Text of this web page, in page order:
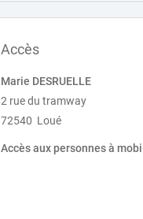
Accès
Marie DESRUELLE
2 rue du tramway
72540 Loué
Accès aux personnes à